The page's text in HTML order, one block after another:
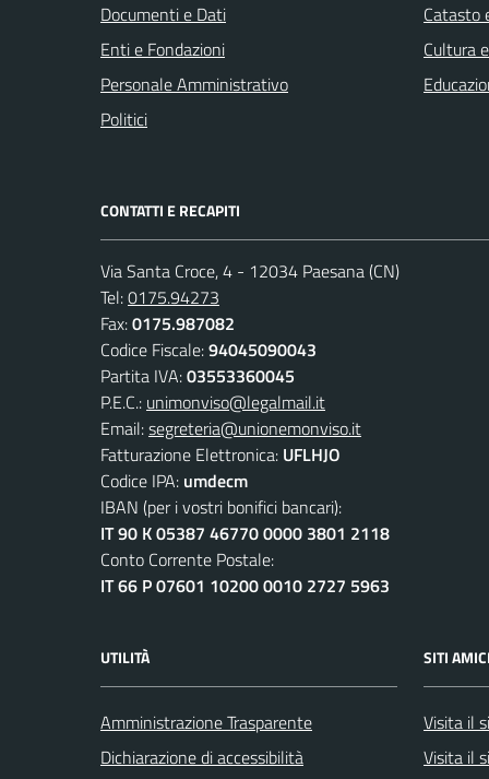
Documenti e Dati
Enti e Fondazioni
Personale Amministrativo
Politici
Catasto
Cultura
CONTATTI E RECAPITI
Via Santa Croce, 4 - 12034 Paesana (CN)
Tel:0175.94273
Fax:0175.987082
Codice Fiscale:94045090043
Partita IVA:03553360045
P.E.C.: unimonviso@legalmail.it
Email:segreteria@unionemonviso.it
Fatturazione Elettronica: UFLHJO
Codice IPA: umdecm
IBAN (per i vostri bonifici bancari):
IT 90 K 05387 46770 0000 3801 2118
Conto Corrente Postale:
IT 66 P 07601 10200 0010 2727 5963
UTILITÀ
Amministrazione Trasparente
Dichiarazione di accessibilità
SITI AMICI
Visita il
Visita il